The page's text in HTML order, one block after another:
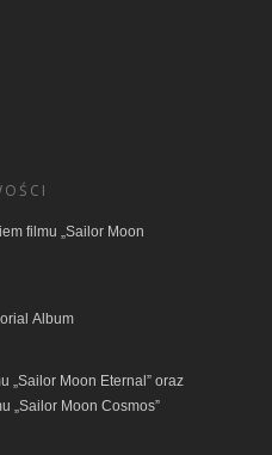
filmu „Sailor Moon
Album
„Sailor Moon Eternal” oraz
„Sailor Moon Cosmos”